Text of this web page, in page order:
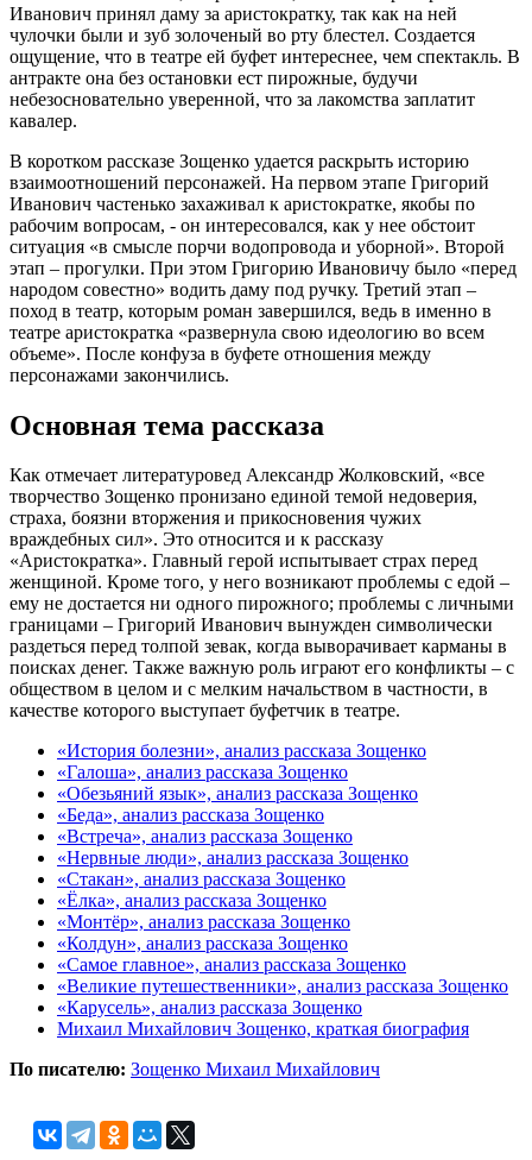
Иванович принял даму за аристократку, так как на ней
чулочки были и зуб золоченый во рту блестел. Создается
ощущение, что в театре ей буфет интереснее, чем спектакль. В
антракте она без остановки ест пирожные, будучи
небезосновательно уверенной, что за лакомства заплатит
кавалер.
В коротком рассказе Зощенко удается раскрыть историю
взаимоотношений персонажей. На первом этапе Григорий
Иванович частенько захаживал к аристократке, якобы по
рабочим вопросам, - он интересовался, как у нее обстоит
ситуация «в смысле порчи водопровода и уборной». Второй
этап – прогулки. При этом Григорию Ивановичу было «перед
народом совестно» водить даму под ручку. Третий этап –
поход в театр, которым роман завершился, ведь в именно в
театре аристократка «развернула свою идеологию во всем
объеме». После конфуза в буфете отношения между
персонажами закончились.
Основная тема рассказа
Как отмечает литературовед Александр Жолковский, «все
творчество Зощенко пронизано единой темой недоверия,
страха, боязни вторжения и прикосновения чужих
враждебных сил». Это относится и к рассказу
«Аристократка». Главный герой испытывает страх перед
женщиной. Кроме того, у него возникают проблемы с едой –
ему не достается ни одного пирожного; проблемы с личными
границами – Григорий Иванович вынужден символически
раздеться перед толпой зевак, когда выворачивает карманы в
поисках денег. Также важную роль играют его конфликты – с
обществом в целом и с мелким начальством в частности, в
качестве которого выступает буфетчик в театре.
«История болезни», анализ рассказа Зощенко
«Галоша», анализ рассказа Зощенко
«Обезьяний язык», анализ рассказа Зощенко
«Беда», анализ рассказа Зощенко
«Встреча», анализ рассказа Зощенко
«Нервные люди», анализ рассказа Зощенко
«Стакан», анализ рассказа Зощенко
«Ёлка», анализ рассказа Зощенко
«Монтёр», анализ рассказа Зощенко
«Колдун», анализ рассказа Зощенко
«Самое главное», анализ рассказа Зощенко
«Великие путешественники», анализ рассказа Зощенко
«Карусель», анализ рассказа Зощенко
Михаил Михайлович Зощенко, краткая биография
По писателю: Зощенко Михаил Михайлович